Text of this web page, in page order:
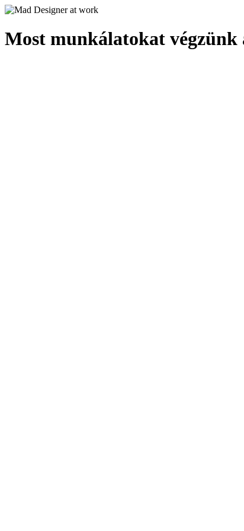
Most munkálatokat végzünk